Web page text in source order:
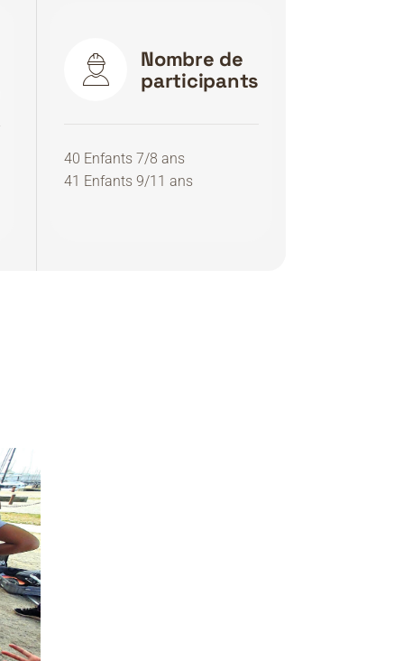
Nombre de
participants
40 Enfants 7/8 ans
41 Enfants 9/11 ans